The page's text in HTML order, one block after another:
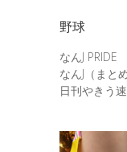
野球
なんJ PRIDE
なんJ（まと
日刊やきう